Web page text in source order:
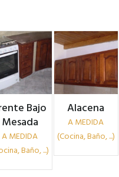
Bajo
Mesada
A MEDIDA
Baño, ...)
Alacena
A MEDIDA
(Cocina, Baño, ...)